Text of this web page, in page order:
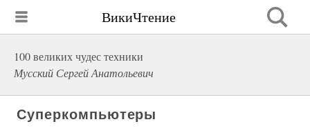
ВикиЧтение
100 великих чудес техники
Мусский Сергей Анатольевич
Суперкомпьютеры